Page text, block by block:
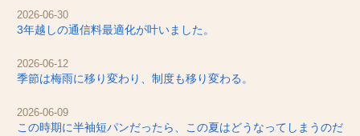
2026-06-30
3年越しの通信料最適化が叶いました。
2026-06-12
季節は梅雨に移り変わり、制度も移り変わる。
2026-06-09
この時期に半袖短パンだったら、この夏はどうなってしまうのだ